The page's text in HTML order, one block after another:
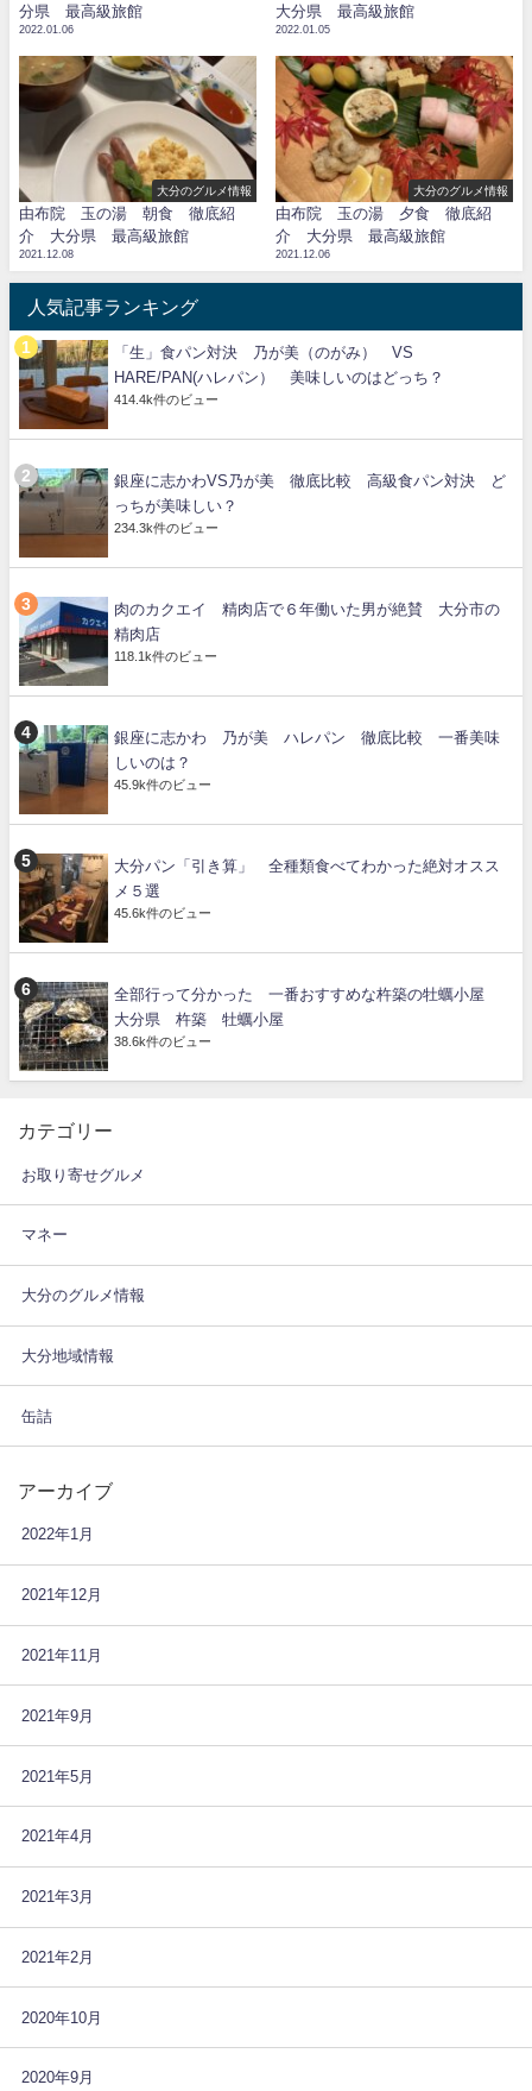
分県 最高級旅館
2022.01.06
大分県 最高級旅館
2022.01.05
大分のグルメ情報
由布院 玉の湯 朝食 徹底紹
介 大分県 最高級旅館
2021.12.08
大分のグルメ情報
由布院 玉の湯 夕食 徹底紹
介 大分県 最高級旅館
2021.12.06
人気記事ランキング
「生」食パン対決 乃が美（のがみ） VS
HARE/PAN(ハレパン） 美味しいのはどっち？
414.4k件のビュー
銀座に志かわVS乃が美 徹底比較 高級食パン対決 ど
っちが美味しい？
234.3k件のビュー
肉のカクエイ 精肉店で６年働いた男が絶賛 大分市の
精肉店
118.1k件のビュー
銀座に志かわ 乃が美 ハレパン 徹底比較 一番美味
しいのは？
45.9k件のビュー
大分パン「引き算」 全種類食べてわかった絶対オスス
メ５選
45.6k件のビュー
全部行って分かった 一番おすすめな杵築の牡蠣小屋
大分県 杵築 牡蠣小屋
38.6k件のビュー
カテゴリー
お取り寄せグルメ
マネー
大分のグルメ情報
大分地域情報
缶詰
アーカイブ
2022年1月
2021年12月
2021年11月
2021年9月
2021年5月
2021年4月
2021年3月
2021年2月
2020年10月
2020年9月